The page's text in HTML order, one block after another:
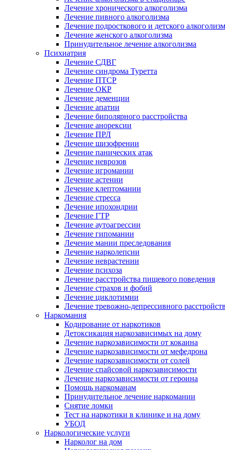
Лечение хронического алкоголизма
Лечение пивного алкоголизма
Лечение подросткового и детского
Лечение женского алкоголизма
Принудительное лечение алкоголизма
Психиатрия
Лечение СДВГ
Лечение синдрома Туретта
Лечение ПТСР
Лечение ОКР
Лечение деменции
Лечение апатии
Лечение биполярного расстройства
Лечение анорексии
Лечение ПРЛ
Лечение шизофрении
Лечение панических атак
Лечение неврозов
Лечение игромании
Лечение астении
Лечение клептомании
Лечение стресса
Лечение ипохондрии
Лечение ГТР
Лечение аутоагрессии
Лечение гипомании
Лечение мании преследования
Лечение нарколепсии
Лечение неврастении
Лечение психоза
Лечение расстройства пищевого поведения
Лечение страхов и фобий
Лечение циклотимии
Лечение тревожно-депрессивного
Наркомания
Кодирование от наркотиков
Детоксикация наркозависимых на дому
Лечение наркозависимости от кокаина
Лечение наркозависимости от мефедрона
Лечение наркозависимости от солей
Лечение спайсовой наркозависимости
Лечение наркозависимости от героина
Помощь наркоманам
Принудительное лечение наркомании
Снятие ломки
Тест на наркотики в клинике и на дому
УБОД
Наркологические услуги
Нарколог на дом